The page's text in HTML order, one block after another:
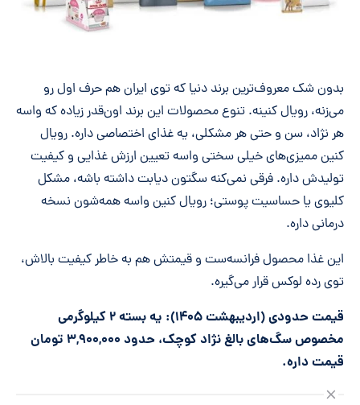
بدون شک معروف‌ترین برند دنیا که توی ایران هم حرف اول رو
می‌زنه، رویال کنینه. تنوع محصولات این برند اون‌قدر زیاده که واسه
هر نژاد، سن و حتی هر مشکلی، یه غذای اختصاصی داره. رویال
کنین ممیزی‌های خیلی سختی واسه تعیین ارزش غذایی و کیفیت
تولیدش داره. فرقی نمی‌کنه سگتون دیابت داشته باشه، مشکل
کلیوی یا حساسیت پوستی؛ رویال کنین واسه همه‌شون نسخه
درمانی داره.
این غذا محصول فرانسه‌ست و قیمتش هم به خاطر کیفیت بالاش،
توی رده لوکس قرار می‌گیره.
قیمت حدودی (اردیبهشت ۱۴۰۵): یه بسته ۲ کیلوگرمی
مخصوص سگ‌های بالغ نژاد کوچک، حدود ۳,۹۰۰,۰۰۰ تومان
قیمت داره.